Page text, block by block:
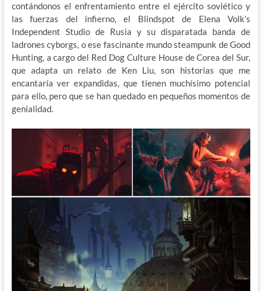
contándonos el enfrentamiento entre el ejército soviético y
las fuerzas del infierno, el Blindspot de Elena Volk’s
Independent Studio de Rusia y su disparatada banda de
ladrones cyborgs, o ese fascinante mundo steampunk de Good
Hunting, a cargo del Red Dog Culture House de Corea del Sur,
que adapta un relato de Ken Liu, son historias que me
encantaría ver expandidas, que tienen muchísimo potencial
para ello, pero que se han quedado en pequeños momentos de
genialidad.